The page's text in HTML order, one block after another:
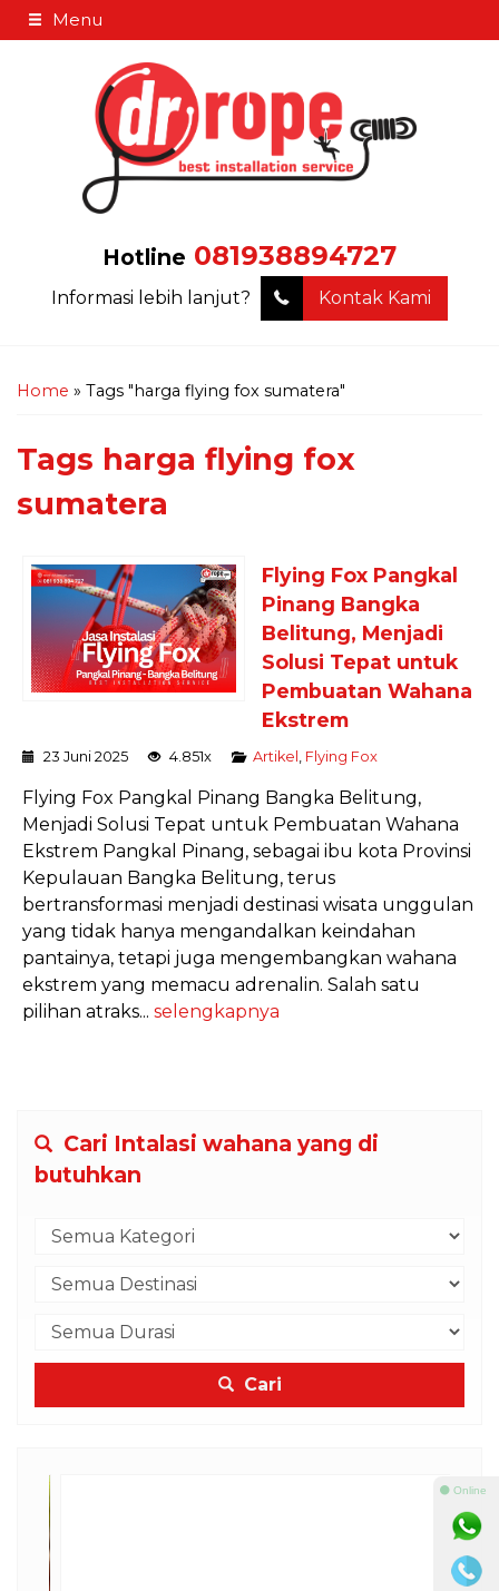
Menu
Hotline 081938894727
Informasi lebih lanjut? Kontak Kami
Home » Tags "harga flying fox sumatera"
Tags harga flying fox
sumatera
Flying Fox Pangkal
Pinang Bangka
Belitung, Menjadi
Solusi Tepat untuk
Pembuatan Wahana
Ekstrem
23 Juni 2025 4.851x Artikel Flying Fox
Flying Fox Pangkal Pinang Bangka Belitung,
Menjadi Solusi Tepat untuk Pembuatan Wahana
Ekstrem Pangkal Pinang, sebagai ibu kota Provinsi
Kepulauan Bangka Belitung, terus
bertransformasi menjadi destinasi wisata unggulan
yang tidak hanya mengandalkan keindahan
pantainya, tetapi juga mengembangkan wahana
ekstrem yang memacu adrenalin. Salah satu
pilihan atraks... selengkapnya
Cari Intalasi wahana yang di
butuhkan
Cari
⚫ Online